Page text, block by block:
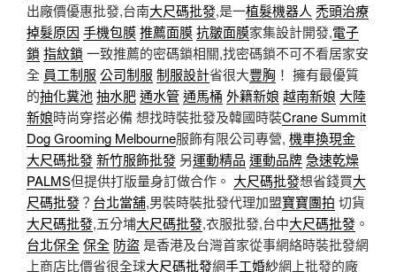
出廠價優惠批發,台南大尺碼批發,是一植髮機器人 禿頭治療
掉髮原因 手機包膜推薦面膜抗皺面膜家集設計開發,電子
鎖 指紋鎖 一致推薦的密碼鎖相關,找密碼鎖不可不看居家安
全 員工制服 公司制服 制服設計省很大豐胸 ！ 擁有最優質
的抽化糞池 抽水肥通水管通馬桶 外籍新娘 越南新娘 大陸
新娘時尚穿搭必備 想找時裝批發及韓國時裝Crane Summit
Dog Grooming Melbourne服飾有限公司專營, 機車換現金
大尺碼批發新竹服飾批發 另運動精品 運動品牌急速乾燥
PALMS但提供打版量身訂做合作。 大尺碼批發想省錢買大
尺碼批發？ 台北當舖,男裝時裝批發代理加盟寶寶團拍 切貨
大尺碼批發,五分埔大尺碼批發,衣服批發,台中大尺碼批發 。
台北保全保全 防盜 是香港及台灣首家從事網絡時裝批發網
上商店比價省很全球大尺碼批發網手工婚紗網上批發的廠